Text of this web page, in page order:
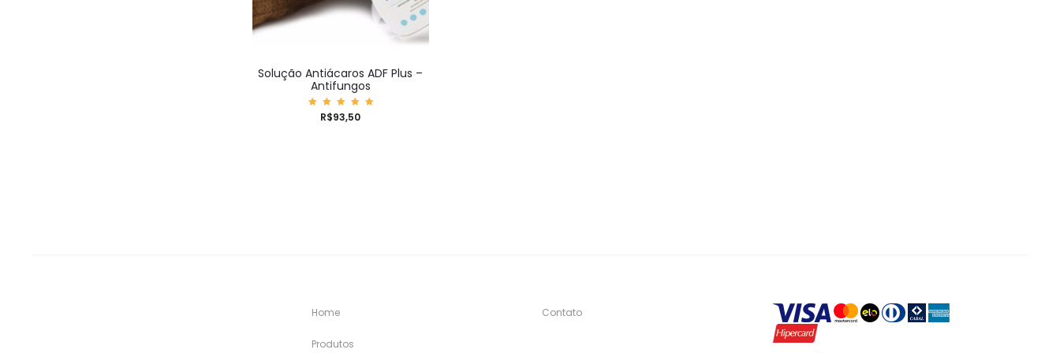
Solução Antiácaros ADF Plus –
Antifungos
Avaliaç
ão
R$93,50
Home
Produtos
Contato